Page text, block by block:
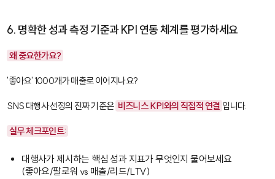
6. 명확한 성과 측정 기준과 KPI 연동 체계를 평가하세요
왜 중요한가요?
'좋아요' 1000개가 매출로 이어지나요?
SNS 대행사 선정의 진짜 기준은 비즈니스 KPI와의 직접적 연결 입니다.
실무 체크포인트:
대행사가 제시하는 핵심 성과 지표가 무엇인지 물어보세요
(좋아요/팔로워 vs 매출/리드/LTV)